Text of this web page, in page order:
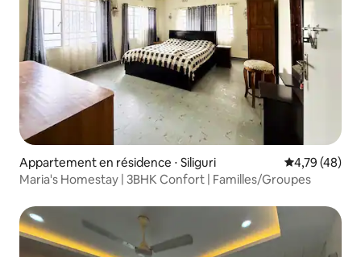
Appartement en résidence ⋅ Siliguri Évaluation
4,79 (48)
Maria's Homestay | 3BHK Confort | Familles/Groupes